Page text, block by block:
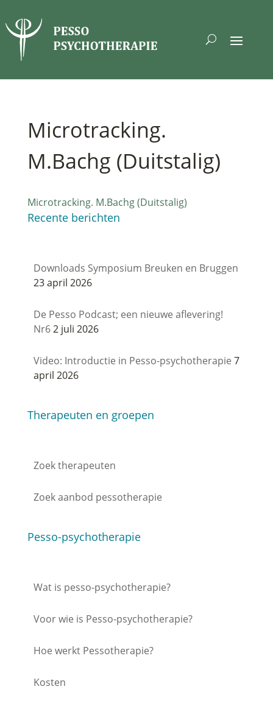
Microtracking.
M.Bachg (Duitstalig)
Microtracking. M.Bachg (Duitstalig)
Recente berichten
Downloads Symposium Breuken en Bruggen
23 april 2026
De Pesso Podcast; een nieuwe aflevering!
Nr62 juli 2026
Video: Introductie in Pesso-psychotherapie 7
april 2026
Therapeuten en groepen
Zoek therapeuten
Zoek aanbod pessotherapie
Pesso-psychotherapie
Wat is pesso-psychotherapie?
Voor wie is Pesso-psychotherapie?
Hoe werkt Pessotherapie?
Kosten